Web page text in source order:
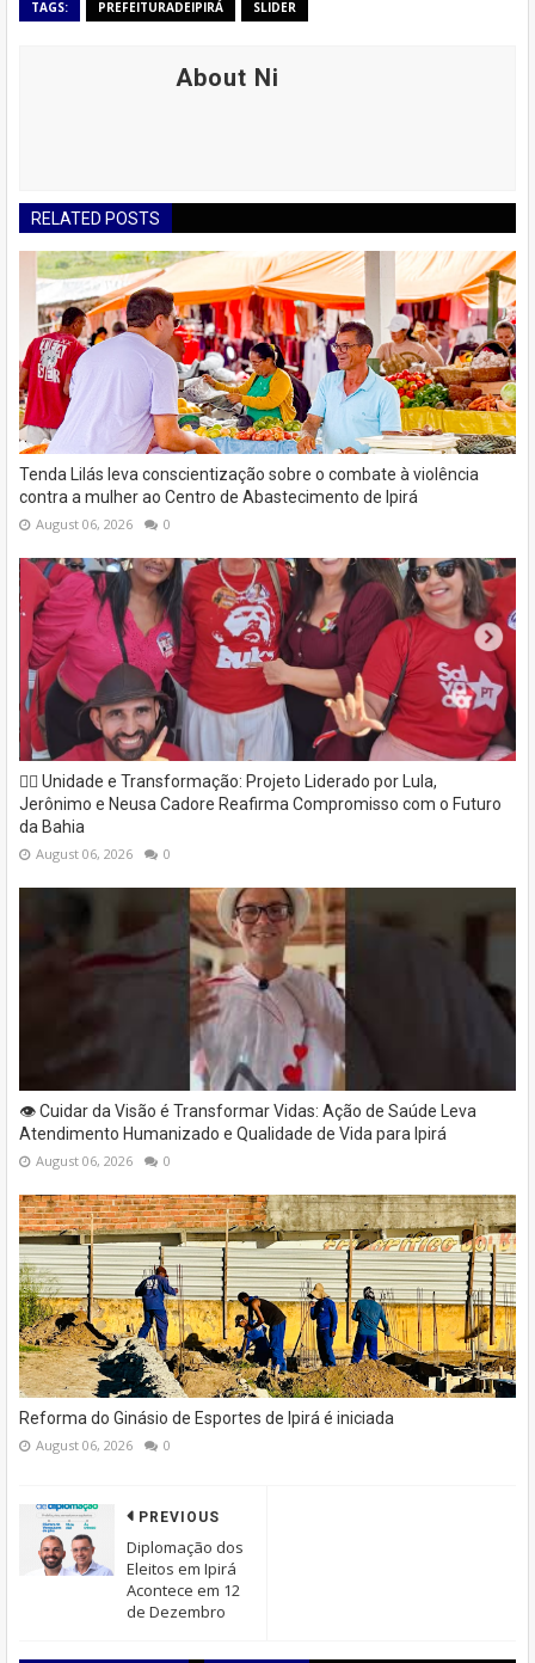
TAGS: PREFEITURADEIPIRÁ SLIDER
About Ni
RELATED POSTS
Tenda Lilás leva conscientização sobre o combate à violência
contra a mulher ao Centro de Abastecimento de Ipirá
August 06, 2026 0
✊🏽 Unidade e Transformação: Projeto Liderado por Lula,
Jerônimo e Neusa Cadore Reafirma Compromisso com o Futuro
da Bahia
August 06, 2026 0
👁️ Cuidar da Visão é Transformar Vidas: Ação de Saúde Leva
Atendimento Humanizado e Qualidade de Vida para Ipirá
August 06, 2026 0
Reforma do Ginásio de Esportes de Ipirá é iniciada
August 06, 2026 0
PREVIOUS
Diplomação dos
Eleitos em Ipirá
Acontece em 12
de Dezembro